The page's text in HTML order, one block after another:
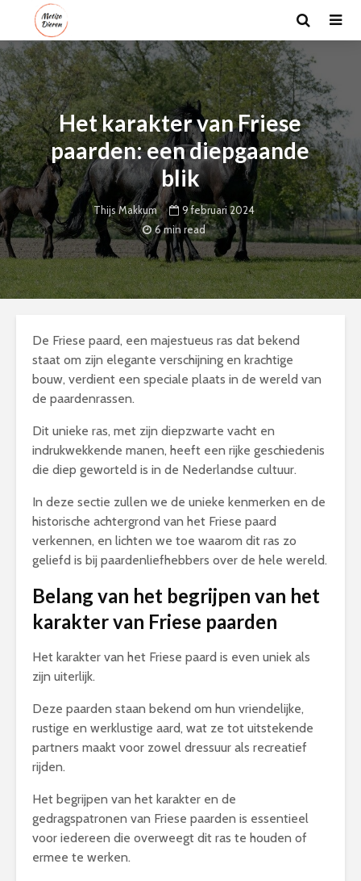
Het karakter van Friese
paarden: een diepgaande
blik
Thijs Makkum
9 februari 2024
6 min read
De Friese paard, een majestueus ras dat bekend
staat om zijn elegante verschijning en krachtige
bouw, verdient een speciale plaats in de wereld van
de paardenrassen.
Dit unieke ras, met zijn diepzwarte vacht en
indrukwekkende manen, heeft een rijke geschiedenis
die diep geworteld is in de Nederlandse cultuur.
In deze sectie zullen we de unieke kenmerken en de
historische achtergrond van het Friese paard
verkennen, en lichten we toe waarom dit ras zo
geliefd is bij paardenliefhebbers over de hele wereld.
Belang van het begrijpen van het
karakter van Friese paarden
Het karakter van het Friese paard is even uniek als
zijn uiterlijk.
Deze paarden staan bekend om hun vriendelijke,
rustige en werklustige aard, wat ze tot uitstekende
partners maakt voor zowel dressuur als recreatief
rijden.
Het begrijpen van het karakter en de
gedragspatronen van Friese paarden is essentieel
voor iedereen die overweegt dit ras te houden of
ermee te werken.